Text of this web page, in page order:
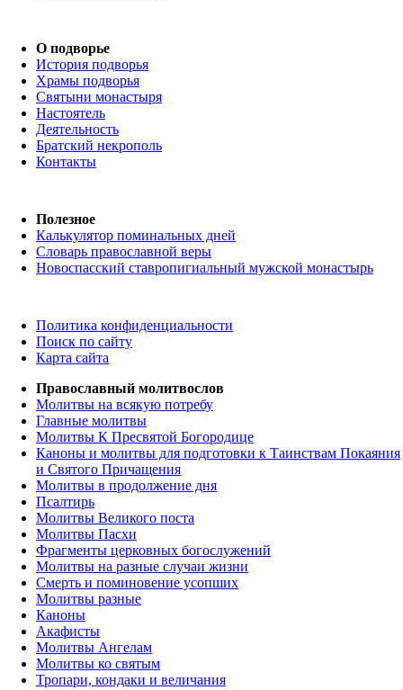
О подворье
История подворья
Храмы подворья
Святыни монастыря
Настоятель
Деятельность
Братский некрополь
Контакты
Полезное
Калькулятор поминальных дней
Словарь православной веры
Новоспасский ставропигиальный мужской монастырь
Политика конфиденциальности
Поиск по сайту
Карта сайта
Православный молитвослов
Молитвы на всякую потребу
Главные молитвы
Молитвы К Пресвятой Богородице
Каноны и молитвы для подготовки к Таинствам Покаяния
и Святого Причащения
Молитвы в продолжение дня
Псалтирь
Молитвы Великого поста
Молитвы Пасхи
Фрагменты церковных богослужений
Молитвы на разные случаи жизни
Смерть и поминовение усопших
Молитвы разные
Каноны
Акафисты
Молитвы Ангелам
Молитвы ко святым
Тропари, кондаки и величания